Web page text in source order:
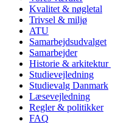
Kvalitet & nøgletal
Trivsel & miljø
ATU
Samarbejdsudvalget
Samarbejder
Historie & arkitektur
Studievejledning
Studievalg Danmark
Læsevejledning
Regler & politikker
FAQ